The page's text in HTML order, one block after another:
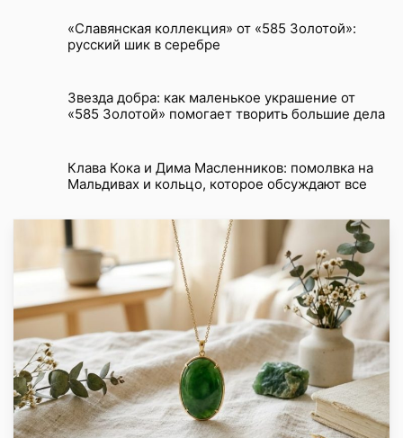
«Славянская коллекция» от «585 Золотой»:
русский шик в серебре
Звезда добра: как маленькое украшение от
«585 Золотой» помогает творить большие дела
Клава Кока и Дима Масленников: помолвка на
Мальдивах и кольцо, которое обсуждают все